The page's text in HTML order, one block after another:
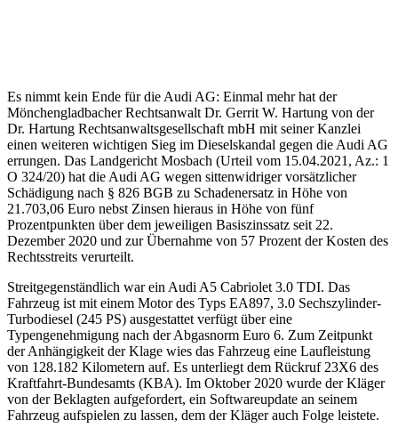
Es nimmt kein Ende für die Audi AG: Einmal mehr hat der
Mönchengladbacher Rechtsanwalt Dr. Gerrit W. Hartung von der
Dr. Hartung Rechtsanwaltsgesellschaft mbH mit seiner Kanzlei
einen weiteren wichtigen Sieg im Dieselskandal gegen die Audi AG
errungen. Das Landgericht Mosbach (Urteil vom 15.04.2021, Az.: 1
O 324/20) hat die Audi AG wegen sittenwidriger vorsätzlicher
Schädigung nach § 826 BGB zu Schadenersatz in Höhe von
21.703,06 Euro nebst Zinsen hieraus in Höhe von fünf
Prozentpunkten über dem jeweiligen Basiszinssatz seit 22.
Dezember 2020 und zur Übernahme von 57 Prozent der Kosten des
Rechtsstreits verurteilt.
Streitgegenständlich war ein Audi A5 Cabriolet 3.0 TDI. Das
Fahrzeug ist mit einem Motor des Typs EA897, 3.0 Sechszylinder-
Turbodiesel (245 PS) ausgestattet verfügt über eine
Typengenehmigung nach der Abgasnorm Euro 6. Zum Zeitpunkt
der Anhängigkeit der Klage wies das Fahrzeug eine Laufleistung
von 128.182 Kilometern auf. Es unterliegt dem Rückruf 23X6 des
Kraftfahrt-Bundesamts (KBA). Im Oktober 2020 wurde der Kläger
von der Beklagten aufgefordert, ein Softwareupdate an seinem
Fahrzeug aufspielen zu lassen, dem der Kläger auch Folge leistete.